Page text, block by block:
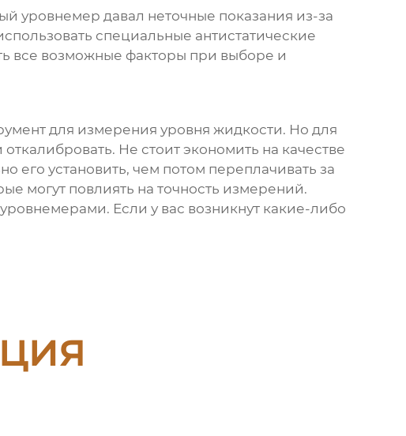
уровнемер давал неточные показания из-за
специальные антистатические
все возможные факторы при выборе и
для измерения уровня жидкости. Но для
Не стоит экономить на качестве
его установить, чем потом переплачивать за
могут повлиять на точность измерений.
. Если у вас возникнут какие-либо